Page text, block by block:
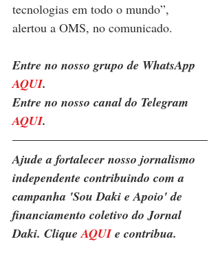
tecnologias em todo o mundo”,
alertou a OMS, no comunicado.
Entre no nosso grupo de WhatsApp
AQUI.
Entre no nosso canal do Telegram
AQUI.
Ajude a fortalecer nosso jornalismo
independente contribuindo com a
campanha 'Sou Daki e Apoio' de
financiamento coletivo do Jornal
Daki. Clique AQUI e contribua.